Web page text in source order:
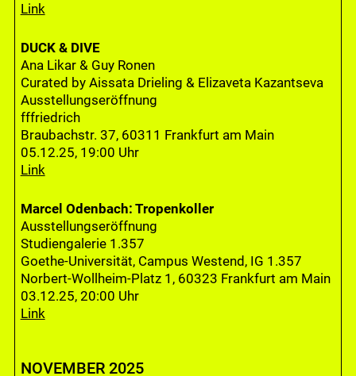
Link
DUCK & DIVE
Ana Likar & Guy Ronen
Curated by Aissata Drieling & Elizaveta Kazantseva
Ausstellungseröffnung
fffriedrich
Braubachstr. 37, 60311 Frankfurt am Main
05.12.25, 19:00 Uhr
Link
Marcel Odenbach: Tropenkoller
Ausstellungseröffnung
Studiengalerie 1.357
Goethe-Universität, Campus Westend, IG 1.357
Norbert-Wollheim-Platz 1, 60323 Frankfurt am Main
03.12.25, 20:00 Uhr
Link
NOVEMBER 2025